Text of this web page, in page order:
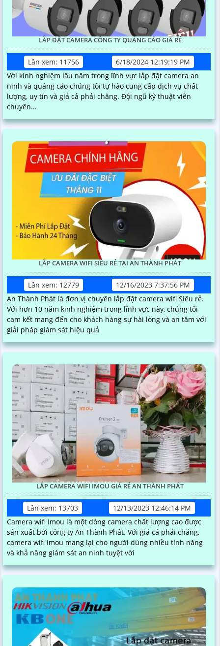
LẮP ĐẶT CAMERA CÔNG TY QUẢNG CÁO GIÁ RẺ
Lần xem: 11756
6/18/2024 12:19:19 PM
Với kinh nghiệm lâu năm trong lĩnh vực lắp đặt camera an
ninh và quảng cáo chúng tôi tự hào cung cấp dịch vụ chất
lượng, uy tín và giá cả phải chăng. Đội ngũ kỹ thuật viên
chuyên...
LẮP CAMERA WIFI SIÊU RẺ TẠI AN THÀNH PHÁT
Lần xem: 12779
12/16/2023 7:37:56 PM
An Thành Phát là đơn vị chuyên lắp đặt camera wifi Siêu rẻ.
Với hơn 10 năm kinh nghiệm trong lĩnh vực này, chúng tôi
cam kết mang đến cho khách hàng sự hài lòng và an tâm với
giải pháp giám sát hiệu quả
LẮP CAMERA WIFI IMOU GIÁ RẺ AN THÀNH PHÁT
Lần xem: 13703
12/13/2023 12:46:14 PM
Camera wifi Imou là một dòng camera chất lượng cao được
sản xuất bởi công ty An Thành Phát. Với giá cả phải chăng,
camera wifi Imou mang lại cho người dùng nhiều tính năng
và khả năng giám sát an ninh tuyệt vời